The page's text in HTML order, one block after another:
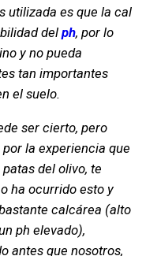
utilizada es que la cal
del ph, por lo
y no pueda
tan importantes
el suelo.
ser cierto, pero
la experiencia que
del olivo, te
ha ocurrido esto y
calcárea (alto
ph elevado),
antes que nosotros,